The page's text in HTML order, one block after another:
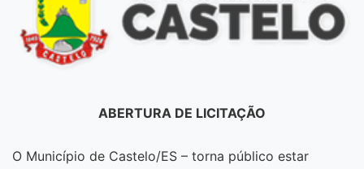
ABERTURA DE LICITAÇÃO
O Município de Castelo/ES – torna público estar